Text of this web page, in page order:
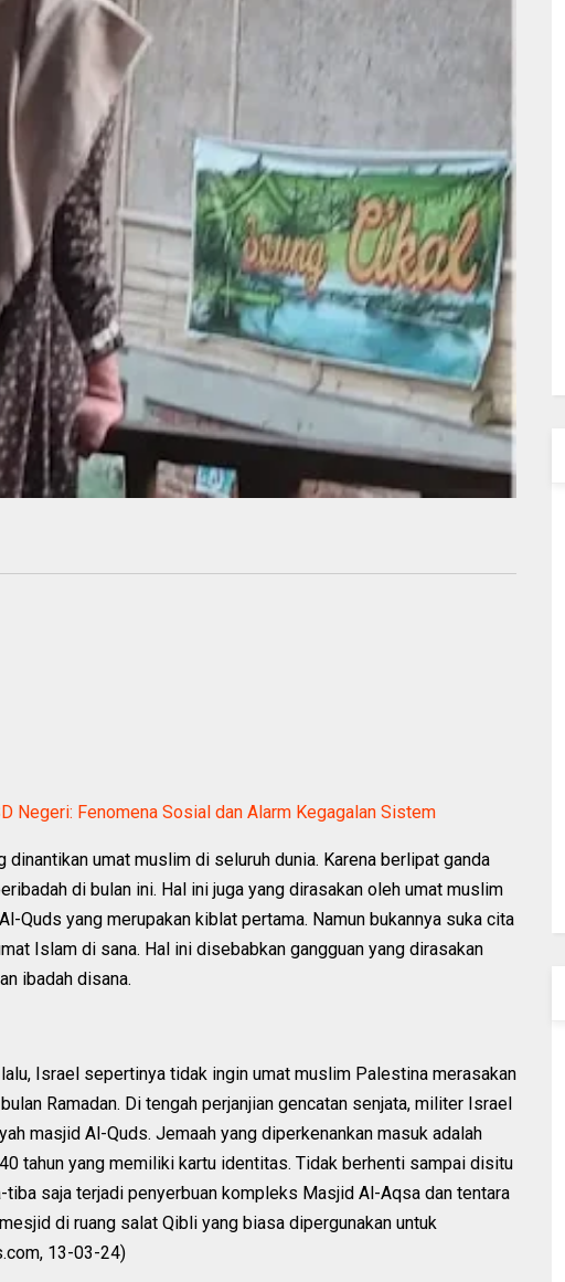
Negeri: Fenomena Sosial dan Alarm Kegagalan Sistem
dinantikan umat muslim di seluruh dunia. Karena berlipat ganda
di bulan ini. Hal ini juga yang dirasakan oleh umat muslim
Quds yang merupakan kiblat pertama. Namun bukannya suka cita
Islam di sana. Hal ini disebabkan gangguan yang dirasakan
ibadah disana.
Israel sepertinya tidak ingin umat muslim Palestina merasakan
Ramadan. Di tengah perjanjian gencatan senjata, militer Israel
masjid Al-Quds. Jemaah yang diperkenankan masuk adalah
tahun yang memiliki kartu identitas. Tidak berhenti sampai disitu
saja terjadi penyerbuan kompleks Masjid Al-Aqsa dan tentara
di ruang salat Qibli yang biasa dipergunakan untuk
13-03-24)